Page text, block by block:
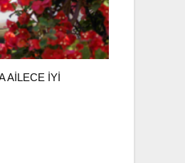
AILECE İYI